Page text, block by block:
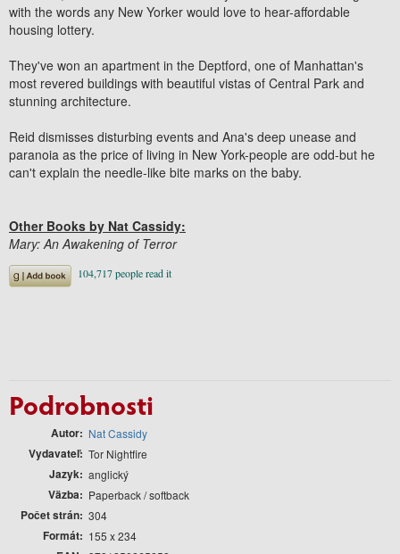
with the words any New Yorker would love to hear-affordable
housing lottery.
They've won an apartment in the Deptford, one of Manhattan's
most revered buildings with beautiful vistas of Central Park and
stunning architecture.
Reid dismisses disturbing events and Ana's deep unease and
paranoia as the price of living in New York-people are odd-but he
can't explain the needle-like bite marks on the baby.
Other Books by Nat Cassidy:
Mary: An Awakening of Terror
Podrobnosti
Autor Nat Cassidy
Vydavateľ Tor Nightfire
Jazyk anglický
Väzba Paperback / softback
Počet strán 304
Formát 155 x 234